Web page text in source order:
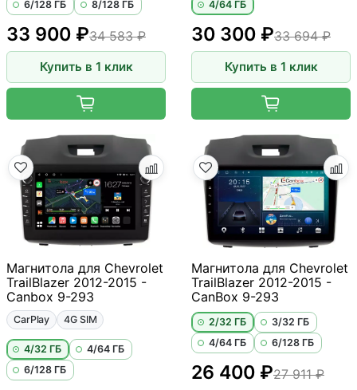
6/128 ГБ
8/128 ГБ
33 900 ₽34 583 ₽
Купить в 1 клик
4/64 ГБ
33 694 ₽
30 300 ₽
Купить в 1 клик
Магнитола для Chevrolet
TrailBlazer 2012-2015 -
Canbox 9-293
CarPlay 4G SIM
4/32 ГБ
4/64 ГБ
6/128 ГБ
Магнитола для Chevrolet
TrailBlazer 2012-2015 -
CanBox 9-293
2/32 ГБ
3/32 ГБ
4/64 ГБ
6/128 ГБ
26 400 ₽27 911 ₽